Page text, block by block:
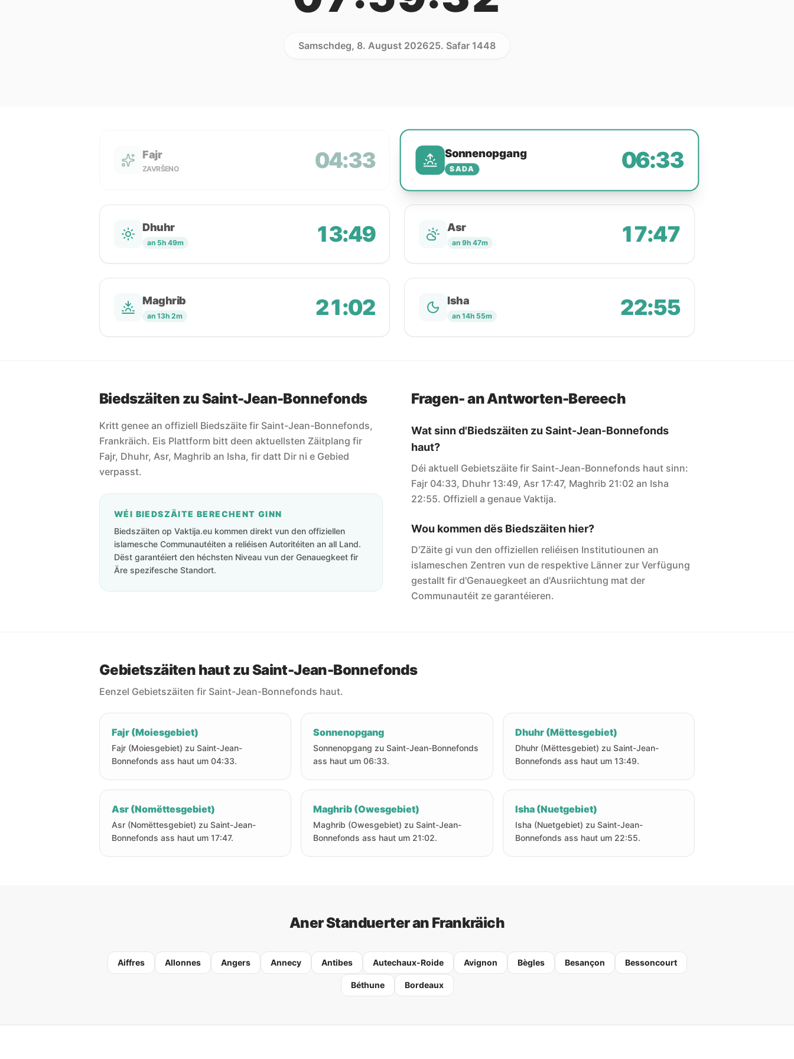
Samschdeg, 8. August 202625. Safar 1448
Fajr
ZAVRŠENO 04:33 Sonnenopgang
SADA 06:33
Dhuhr
an 5h 49m 13:49 Asr
an 9h 47m 17:47
Maghrib
an 13h 2m 21:02 Isha
an 14h 55m 22:55
Biedszäiten zu Saint-Jean-Bonnefonds
Kritt genee an offiziell Biedszäite fir Saint-Jean-Bonnefonds,
Frankräich. Eis Plattform bitt deen aktuellsten Zäitplang fir
Fajr, Dhuhr, Asr, Maghrib an Isha, fir datt Dir ni e Gebied
verpasst.
WÉI BIEDSZÄITE BERECHENT GINN
Biedszäiten op Vaktija.eu kommen direkt vun den offiziellen
islamesche Communautéiten a reliéisen Autoritéiten an all Land.
Dëst garantéiert den héchsten Niveau vun der Genauegkeet fir
Äre spezifesche Standort.
Fragen- an Antworten-Bereech
Wat sinn d'Biedszäiten zu Saint-Jean-Bonnefonds
haut?
Déi aktuell Gebietszäite fir Saint-Jean-Bonnefonds haut sinn:
Fajr 04:33, Dhuhr 13:49, Asr 17:47, Maghrib 21:02 an Isha
22:55. Offiziell a genaue Vaktija.
Wou kommen dës Biedszäiten hier?
D'Zäite gi vun den offiziellen reliéisen Institutiounen an
islameschen Zentren vun de respektive Länner zur Verfügung
gestallt fir d'Genauegkeet an d'Ausriichtung mat der
Communautéit ze garantéieren.
Gebietszäiten haut zu Saint-Jean-Bonnefonds
Eenzel Gebietszäiten fir Saint-Jean-Bonnefonds haut.
Fajr (Moiesgebiet)
Fajr (Moiesgebiet) zu Saint-Jean-
Bonnefonds ass haut um 04:33.
Sonnenopgang
Sonnenopgang zu Saint-Jean-Bonnefonds
ass haut um 06:33.
Dhuhr (Mëttesgebiet)
Dhuhr (Mëttesgebiet) zu Saint-Jean-
Bonnefonds ass haut um 13:49.
Asr (Nomëttesgebiet)
Asr (Nomëttesgebiet) zu Saint-Jean-
Bonnefonds ass haut um 17:47.
Maghrib (Owesgebiet)
Maghrib (Owesgebiet) zu Saint-Jean-
Bonnefonds ass haut um 21:02.
Isha (Nuetgebiet)
Isha (Nuetgebiet) zu Saint-Jean-
Bonnefonds ass haut um 22:55.
Aner Standuerter an Frankräich
Aiffres Allonnes Angers Annecy Antibes Autechaux-Roide Avignon Bègles Besançon Bessoncourt
Béthune Bordeaux